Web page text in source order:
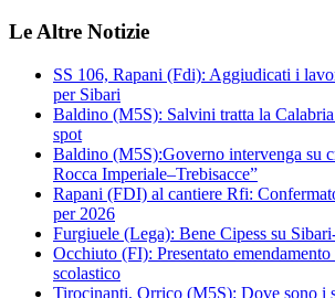
Le Altre Notizie
SS 106, Rapani (Fdi): Aggiudicati i
per Sibari
Baldino (M5S): Salvini tratta la
spot
Baldino (M5S):Governo intervenga su
Rocca Imperiale–Trebisacce”
Rapani (FDI) al cantiere Rfi:
per 2026
Furgiuele (Lega): Bene Cipess su
Occhiuto (FI): Presentato
scolastico
Tirocinanti, Orrico (M5S): Dove sono i